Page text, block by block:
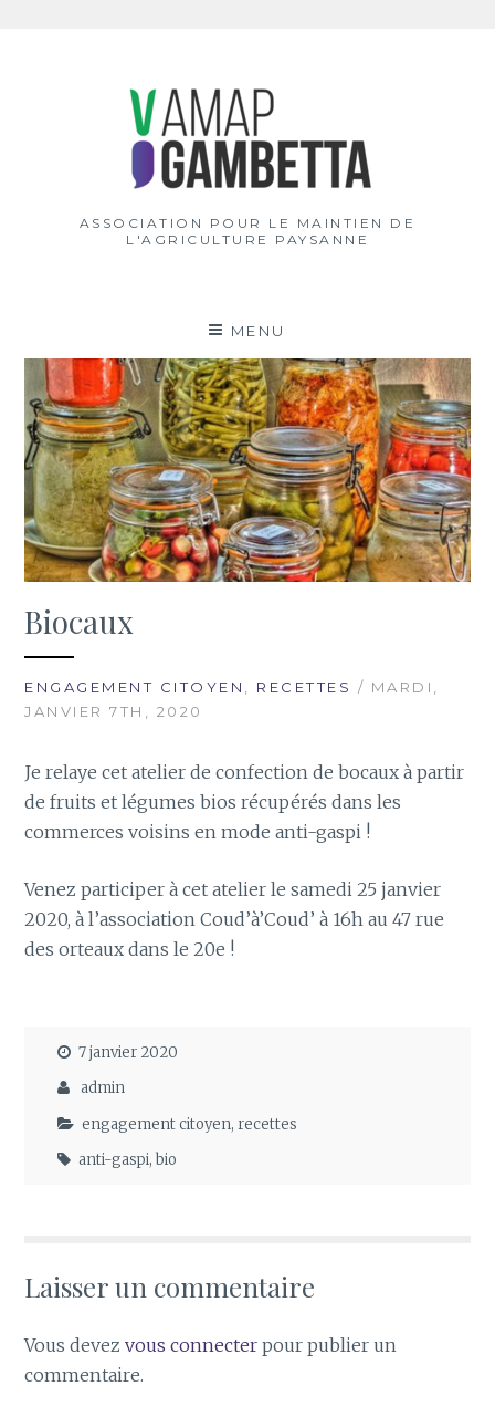
ASSOCIATION POUR LE MAINTIEN DE
L'AGRICULTURE PAYSANNE
MENU
Biocaux
ENGAGEMENT CITOYEN RECETTES / MARDI,
JANVIER 7TH, 2020
Je relaye cet atelier de confection de bocaux à partir
de fruits et légumes bios récupérés dans les
commerces voisins en mode anti-gaspi !
Venez participer à cet atelier le samedi 25 janvier
2020, à l’association Coud’à’Coud’ à 16h au 47 rue
des orteaux dans le 20e !
7 janvier 2020
admin
engagement citoyen,recettes
anti-gaspi,bio
Laisser un commentaire
Vous devezvous connecter pour publier un
commentaire.